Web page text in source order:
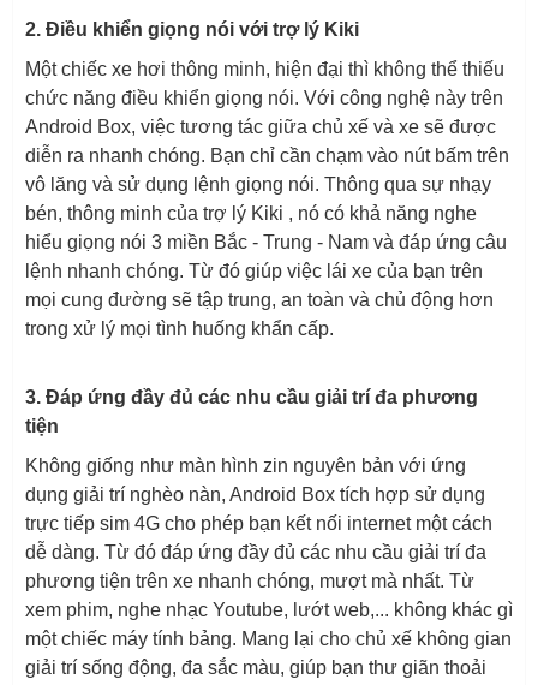
2. Điều khiển giọng nói với trợ lý Kiki
Một chiếc xe hơi thông minh, hiện đại thì không thể thiếu
chức năng điều khiển giọng nói. Với công nghệ này trên
Android Box, việc tương tác giữa chủ xế và xe sẽ được
diễn ra nhanh chóng. Bạn chỉ cần chạm vào nút bấm trên
vô lăng và sử dụng lệnh giọng nói. Thông qua sự nhạy
bén, thông minh của trợ lý Kiki , nó có khả năng nghe
hiểu giọng nói 3 miền Bắc - Trung - Nam và đáp ứng câu
lệnh nhanh chóng. Từ đó giúp việc lái xe của bạn trên
mọi cung đường sẽ tập trung, an toàn và chủ động hơn
trong xử lý mọi tình huống khẩn cấp.
3. Đáp ứng đầy đủ các nhu cầu giải trí đa phương
tiện
Không giống như màn hình zin nguyên bản với ứng
dụng giải trí nghèo nàn, Android Box tích hợp sử dụng
trực tiếp sim 4G cho phép bạn kết nối internet một cách
dễ dàng. Từ đó đáp ứng đầy đủ các nhu cầu giải trí đa
phương tiện trên xe nhanh chóng, mượt mà nhất. Từ
xem phim, nghe nhạc Youtube, lướt web,... không khác gì
một chiếc máy tính bảng. Mang lại cho chủ xế không gian
giải trí sống động, đa sắc màu, giúp bạn thư giãn thoải